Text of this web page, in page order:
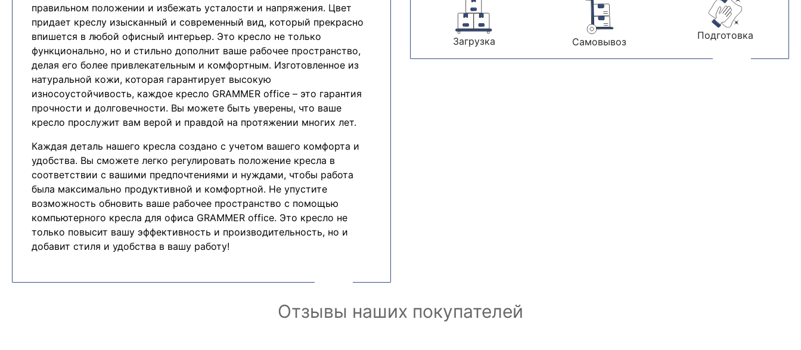
правильном положении и избежать усталости и напряжения. Цвет
придает креслу изысканный и современный вид, который прекрасно
впишется в любой офисный интерьер. Это кресло не только
функционально, но и стильно дополнит ваше рабочее пространство,
делая его более привлекательным и комфортным. Изготовленное из
натуральной кожи, которая гарантирует высокую
износоустойчивость, каждое кресло GRAMMER office – это гарантия
прочности и долговечности. Вы можете быть уверены, что ваше
кресло прослужит вам верой и правдой на протяжении многих лет.
Каждая деталь нашего кресла создано с учетом вашего комфорта и
удобства. Вы сможете легко регулировать положение кресла в
соответствии с вашими предпочтениями и нуждами, чтобы работа
была максимально продуктивной и комфортной. Не упустите
возможность обновить ваше рабочее пространство с помощью
компьютерного кресла для офиса GRAMMER office. Это кресло не
только повысит вашу эффективность и производительность, но и
добавит стиля и удобства в вашу работу!
Загрузка Самовывоз
Подготовка
Отзывы наших покупателей